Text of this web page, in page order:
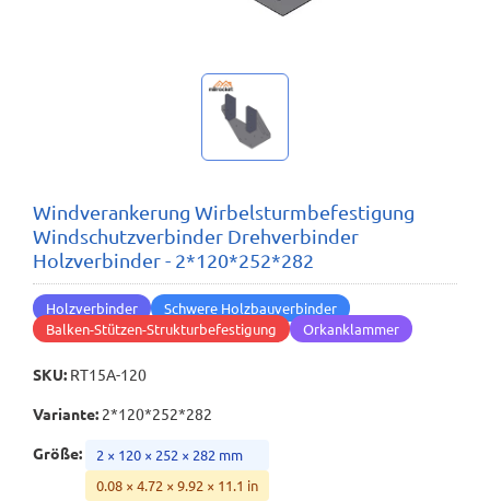
Windverankerung Wirbelsturmbefestigung
Windschutzverbinder Drehverbinder
Holzverbinder - 2*120*252*282
Holzverbinder
Schwere Holzbauverbinder
Balken-Stützen-Strukturbefestigung
Orkanklammer
SKU: RT15A-120
Variante: 2*120*252*282
Größe:
2 × 120 × 252 × 282 mm
0.08 × 4.72 × 9.92 × 11.1 in